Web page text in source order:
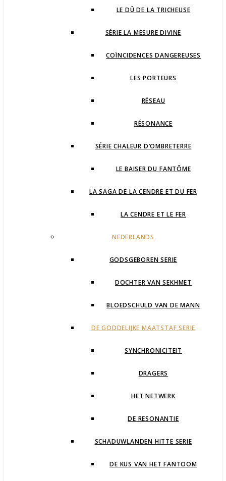
LE DÛ DE LA TRICHEUSE
SÉRIE LA MESURE DIVINE
COÏNCIDENCES DANGEREUSES
LES PORTEURS
RÉSEAU
RÉSONANCE
SÉRIE CHALEUR D’OMBRETERRE
LE BAISER DU FANTÔME
LA SAGA DE LA CENDRE ET DU FER
LA CENDRE ET LE FER
NEDERLANDS
GODSGEBOREN SERIE
DOCHTER VAN SEKHMET
BLOEDSCHULD VAN DE MANN
DE GODDELIJKE MAATSTAF SERIE
SYNCHRONICITEIT
DRAGERS
HET NETWERK
DE RESONANTIE
SCHADUWLANDEN HITTE SERIE
DE KUS VAN HET FANTOOM